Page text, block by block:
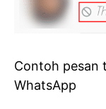
Contoh pesan
WhatsApp